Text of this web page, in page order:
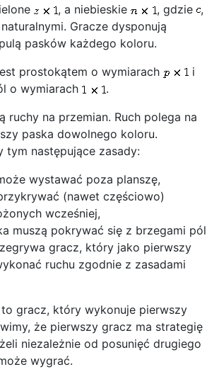
, a niebieskie , gdzie ,
Gracze dysponują
pasków każdego koloru.
prostokątem o wymiarach
i
o wymiarach
.
ruchy na przemian. Ruch polega na
paska dowolnego koloru.
tym następujące zasady:
wystawać poza planszę,
(nawet częściowo)
wcześniej,
muszą pokrywać się z brzegami pól
gracz, który jako pierwszy
ruchu zgodnie z zasadami
to gracz, który wykonuje pierwszy
że pierwszy gracz ma strategię
niezależnie od posunięć drugiego
wygrać.